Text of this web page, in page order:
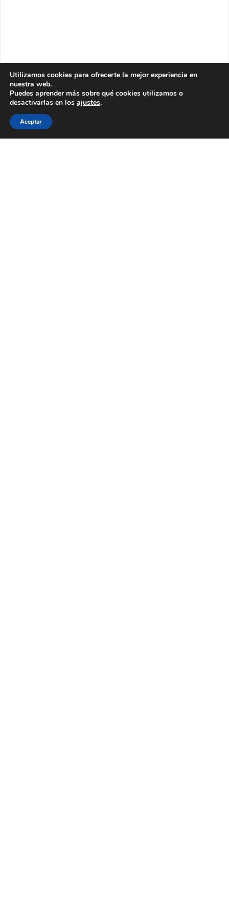
Utilizamos cookies para ofrecerte la mejor experiencia en
nuestra web.
Puedes aprender más sobre qué cookies utilizamos o
desactivarlas en los ajustes.
Aceptar